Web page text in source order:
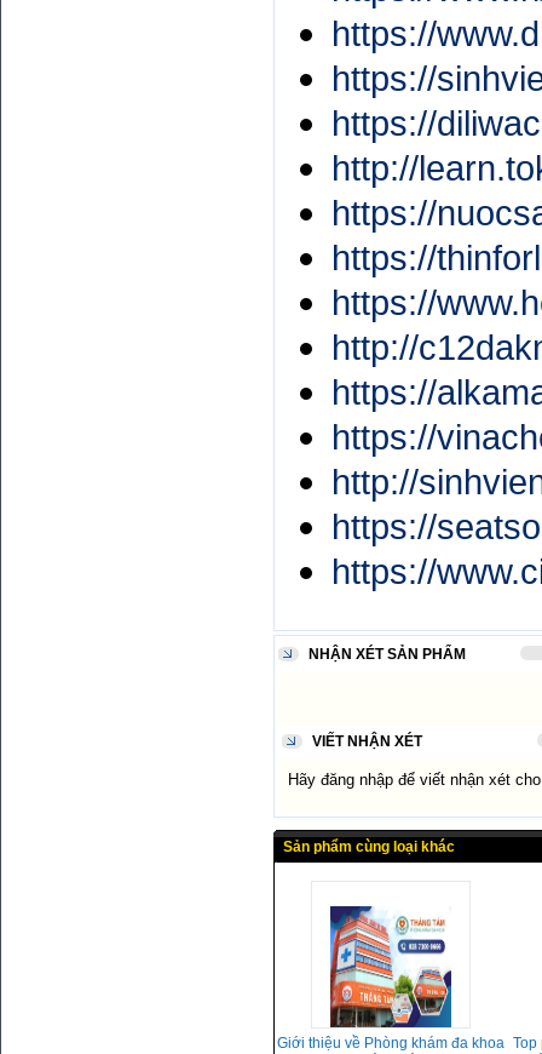
https://
https://
https://
http://
https://
https://
https://
http://
https://
https://
http://
https://
https://
NHẬN XÉT SẢN PHẨM
VIẾT NHẬN XÉT
Hãy đăng nhập để viết nhận xét
Sản phẩm cùng loại khác
Giới thiệu về Phòng khám đa khoa Top